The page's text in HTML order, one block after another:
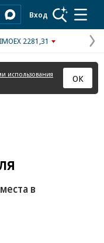
Вход
IMOEX 2281,31
использования
ОК
в